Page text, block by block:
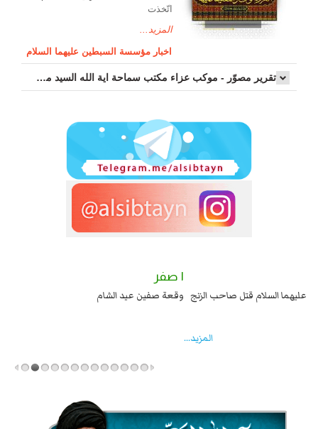
اتّخذت
المزيد...
اخبار مؤسسة السبطين عليهما السلام
تقرير مصوّر - موكب عزاء مکتب سماحة اية الله السيد مرتضى الموسوي الاصفهاني في يوم إستشهاد السيدة فاطم...
السبايا عند يزيد شهادة زيد بن علي بن الحسين عليهما السلام قتل صاحب الزنج